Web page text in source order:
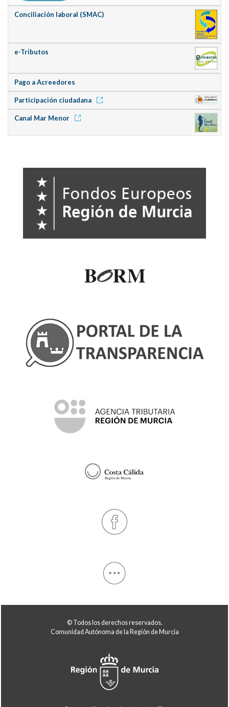
Conciliación laboral (SMAC)
e-Tributos
Pago a Acreedores
Participación ciudadana
Canal Mar Menor
© Todos los derechos reservados.
Comunidad Autónoma de la Región de Murcia